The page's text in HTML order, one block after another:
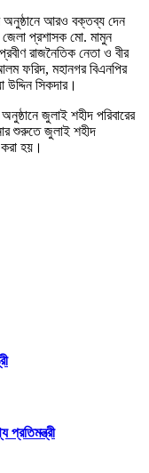
অনুষ্ঠানে আরও বক্তব্য দেন
প্রশাসক মো. মামুন
রাজনৈতিক নেতা ও বীর
ফরিদ, মহানগর বিএনপির
সিকদার।
জুলাই শহীদ পরিবারের
শুরুতে জুলাই শহীদ
হয়।
প্রতিমন্ত্রী